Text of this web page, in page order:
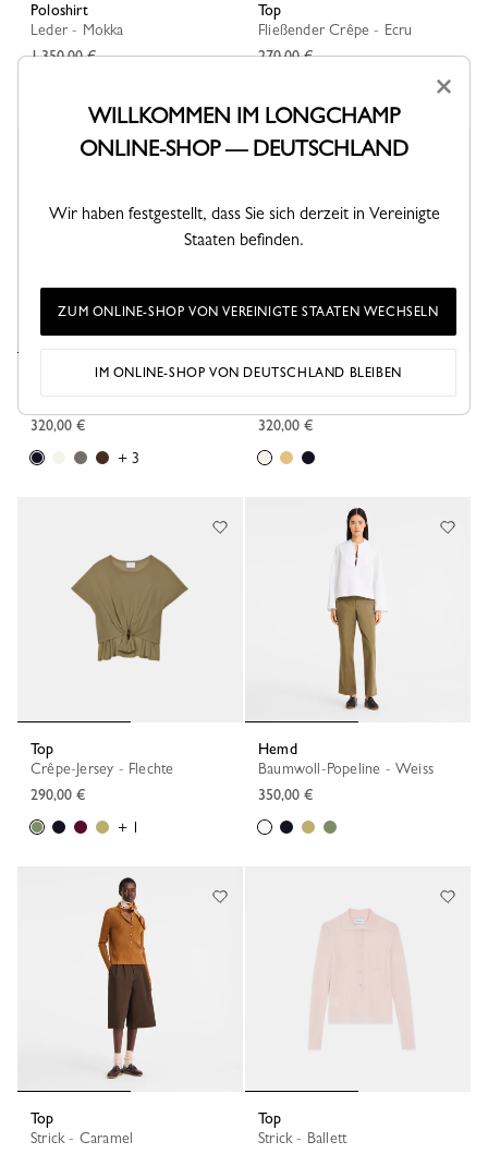
Poloshirt
Leder - Mokka
1.350,00 €
Top
Fließender Crêpe - Ecru
270,00 €
320,00 €
+ 3
Top
320,00 €
Top
Crêpe-Jersey - Flechte
290,00 €
+ 1
Hemd
Baumwoll-Popeline - Weiss
350,00 €
Top
Strick - Caramel
Top
Strick - Ballett
×
WILLKOMMEN IM LONGCHAMP
ONLINE-SHOP — DEUTSCHLAND
Wir haben festgestellt, dass Sie sich derzeit in Vereinigte
Staaten befinden.
ZUM ONLINE-SHOP VON VEREINIGTE STAATEN WECHSELN
IM ONLINE-SHOP VON DEUTSCHLAND BLEIBEN